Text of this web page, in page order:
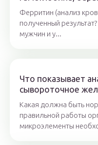
Ферритин (анализ
полученный
мужчин и у...
Что показывает
сывороточное
Какая должна быть
правильной работы
микроэлементы